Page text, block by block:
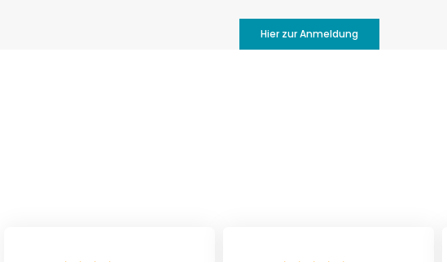
Hier zur Anmeldung